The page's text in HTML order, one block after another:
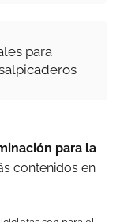
para
para la
contenidos en